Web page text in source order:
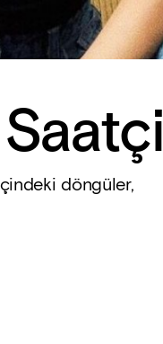
içindeki döngüler,